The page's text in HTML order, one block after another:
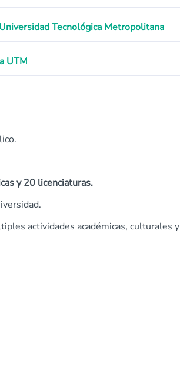
Tecnológica Metropolitana
UTM
y 20 licenciaturas.
actividades académicas, culturales y